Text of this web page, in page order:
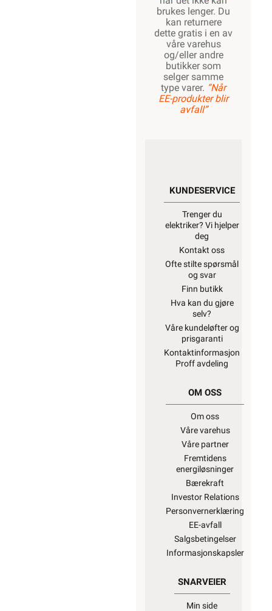
brukes lenger. Du
kan returnere
dette gratis i en av
våre varehus
og/eller andre
butikker som
selger samme
type varer. “Når
EE-produkter blir
avfall”
KUNDESERVICE
Trenger du
elektriker? Vi hjelper
deg
Kontakt oss
Ofte stilte spørsmål
og svar
Finn butikk
Hva kan du gjøre
selv?
Våre kundeløfter og
prisgaranti
Kontaktinformasjon
Proff avdeling
OM OSS
Om oss
Våre varehus
Våre partner
Fremtidens
energiløsninger
Bærekraft
Investor Relations
Personvernerklæring
EE-avfall
Salgsbetingelser
Informasjonskapsler
SNARVEIER
Min side